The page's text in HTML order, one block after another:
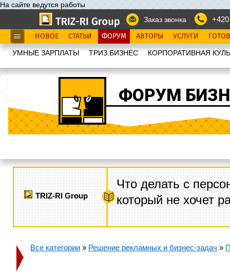
На сайте ведутся работы
Заказ звонка
НОВОЕ СТАТЬИ ФОРУМ АВТОРЫ УСЛУГИ
УМНЫЕ ЗАРПЛАТЫ ТРИЗ.БИЗНЕС КОРПОРАТИВНАЯ
ФОРУМ
TRIZ-RI Group
Что делать с
который не хочет
Все категории » Решение рекламных и бизнес-задач »